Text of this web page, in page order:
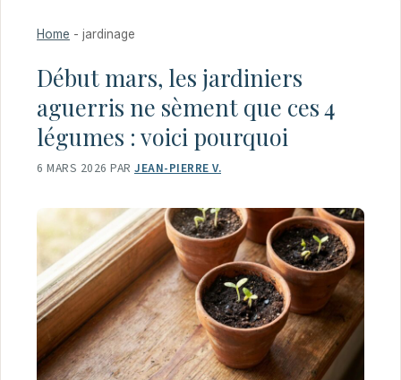
Home - jardinage
Début mars, les jardiniers
aguerris ne sèment que ces 4
légumes : voici pourquoi
6 MARS 2026 PAR JEAN-PIERRE V.